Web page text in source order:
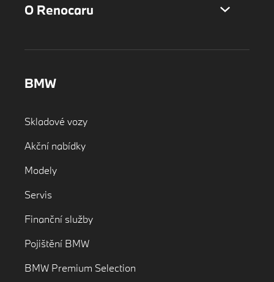
O Renocaru
BMW
Skladové vozy
Akční nabídky
Modely
Servis
Finanční služby
Pojištění BMW
BMW Premium Selection